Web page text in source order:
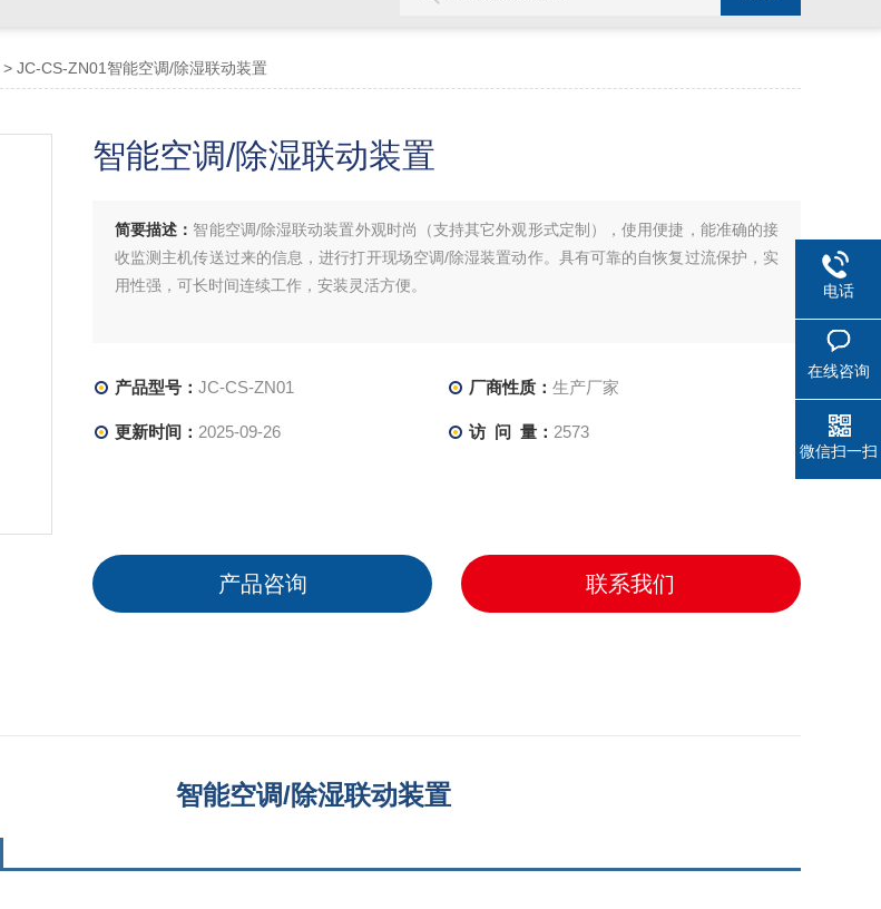
> JC-CS-ZN01智能空调/除湿联动装置
智能空调/除湿联动装置
简要描述： 智能空调/除湿联动装置外观时尚（支持其它外观形式定制），使用便捷，能准确的接
收监测主机传送过来的信息，进行打开现场空调/除湿装置动作。具有可靠的自恢复过流保护，实
用性强，可长时间连续工作，安装灵活方便。
产品型号： JC-CS-ZN01 厂商性质： 生产厂家
更新时间： 2025-09-26 访 问 量： 2573
产品咨询 联系我们
智能空调/除湿联动装置
电话
在线咨询
微信扫一扫